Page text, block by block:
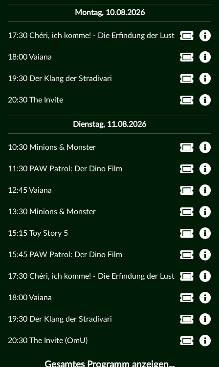
Montag, 10.08.2026
17:30 Chéri, ich komme! - Die Erfindung der Lust
18:00 Vaiana
19:30 Der Klang der Stradivari
20:30 The Invite
Dienstag, 11.08.2026
10:30 Minions & Monster
11:30 PAW Patrol: Der Dino Film
12:45 Vaiana
13:30 Minions & Monster
15:15 Toy Story 5
15:45 PAW Patrol: Der Dino Film
17:30 Chéri, ich komme! - Die Erfindung der Lust
18:00 Vaiana
19:30 Der Klang der Stradivari
20:30 The Invite (OmU)
Gesamtes Programm anzeigen...